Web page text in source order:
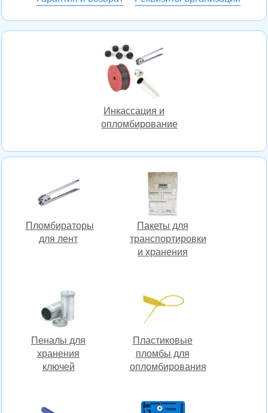
Инкассация и
опломбирование
Пломбираторы
для лент
Пакеты для
транспортировки
и хранения
Пеналы для
хранения
ключей
Пластиковые
пломбы для
опломбирования